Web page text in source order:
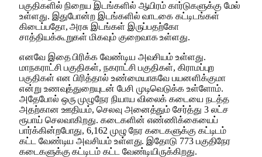
பகுதிகளில் நிறைய இடங்களில் ஆயிரம் கார்டுகளுக்கு மேல்
உள்ளது. இதுபோன்ற இடங்களில் வாடகை கட்டிடங்கள்
கிடைப்பதோ, அரசு இடங்கள் இருப்பதற்கோ
சாத்தியக்கூறுகள் மிகவும் குறைவாக உள்ளது.
எனவே இதை பிரிக்க வேண்டிய அவசியம் உள்ளது.
மாநகராட்சி பகுதிகள், நகராட்சி பகுதிகள், கிராமப்புற
பகுதிகள் என பிரித்தால் உண்மையாகவே பயனளிக்குமா
என்று உணவுத்துறையுடன் பேசி முடிவெடுக்க உள்ளோம்.
அதேபோல் ஒரு முழுநேர நியாய விலைக் கடையை நடத்த
அதற்கான ஊதியம், செலவு அனைத்தும் சேர்த்து 3 லட்ச
ரூபாய் செலவாகிறது. கடைகளின் எண்ணிக்கையைப்
பார்க்கின்றபோது, 6,162 முழு நேர கடைகளுக்கு கட்டிடம்
கட்ட வேண்டிய அவசியம் உள்ளது. இதோடு 773 பகுதிநேர
கடைகளுக்கு கட்டிடம் கட்ட வேண்டியிருக்கிறது.